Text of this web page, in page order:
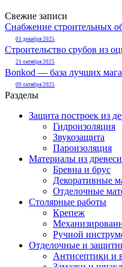
Свежие записи
Снабжение строительных
01 декабря 2025
Строительство срубов из
21 октября 2025
Bonkod — база лучших
09 октября 2025
Разделы
Защита построек из
Гидроизоляция
Звукозащита
Пароизоляция
Материалы из
Бревна и брус
Декоративные
Отделочные
Столярные работы
Крепеж
Ручной
Отделочные и
Антисептики и